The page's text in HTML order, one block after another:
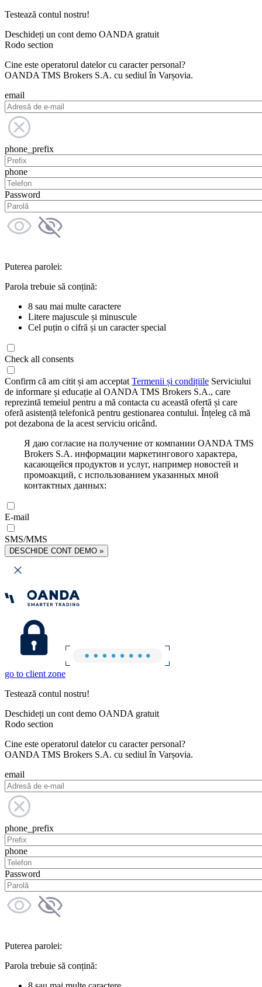
Testează contul nostru!
Deschideți un cont demo OANDA gratuit
Rodo section
Cine este operatorul datelor cu caracter personal?
OANDA TMS Brokers S.A. cu sediul în Varșovia.
email
phone_prefix
phone
Password
Puterea parolei:
Parola trebuie să conțină:
8 sau mai multe caractere
Litere majuscule și minuscule
Cel puțin o cifră și un caracter special
Check all consents
Confirm că am citit și am acceptat Termenii și condițiile Serviciului
de informare și educație al OANDA TMS Brokers S.A., care
reprezintă temeiul pentru a mă contacta cu această ofertă și care
oferă asistență telefonică pentru gestionarea contului. Înțeleg că mă
pot dezabona de la acest serviciu oricând.
Я даю согласие на получение от компании OANDA TMS
Brokers S.A. информации маркетингового характера,
касающейся продуктов и услуг, например новостей и
промоакций, с использованием указанных мной
контактных данных:
E-mail
SMS/MMS
DESCHIDE CONT DEMO »
go to client zone
Testează contul nostru!
Deschideți un cont demo OANDA gratuit
Rodo section
Cine este operatorul datelor cu caracter personal?
OANDA TMS Brokers S.A. cu sediul în Varșovia.
email
phone_prefix
phone
Password
Puterea parolei:
Parola trebuie să conțină: